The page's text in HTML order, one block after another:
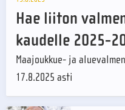
Hae liiton
kaudelle 2025-
Maajoukkue- ja
17.8.2025 asti